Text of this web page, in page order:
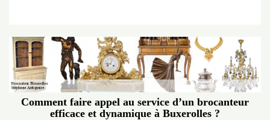
Comment faire appel au service d’un brocanteur
efficace et dynamique à Buxerolles ?